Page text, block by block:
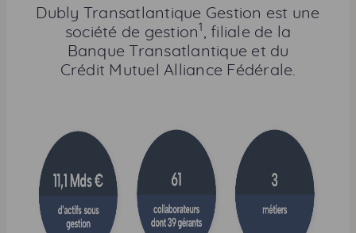
r
t
a
g
e
e
p
Dubly Transatlantique Gestion est une
société de gestion1
, filiale de la
Banque Transatlantique et du
Crédit Mutuel Alliance Fédérale.